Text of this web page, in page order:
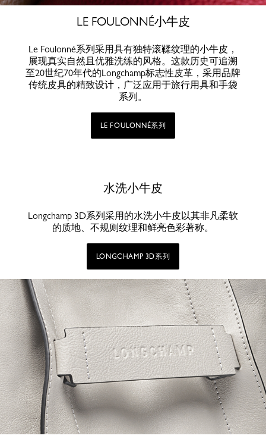
LE FOULONNÉ小牛皮
Le Foulonné系列采用具有独特滚鞣纹理的小牛皮，
展现真实自然且优雅洗练的风格。这款历史可追溯
至20世纪70年代的Longchamp标志性皮革，采用品牌
传统皮具的精致设计，广泛应用于旅行用具和手袋
系列。
LE FOULONNÉ系列
水洗小牛皮
Longchamp 3D系列采用的水洗小牛皮以其非凡柔软
的质地、不规则纹理和鲜亮色彩著称。
LONGCHAMP 3D系列